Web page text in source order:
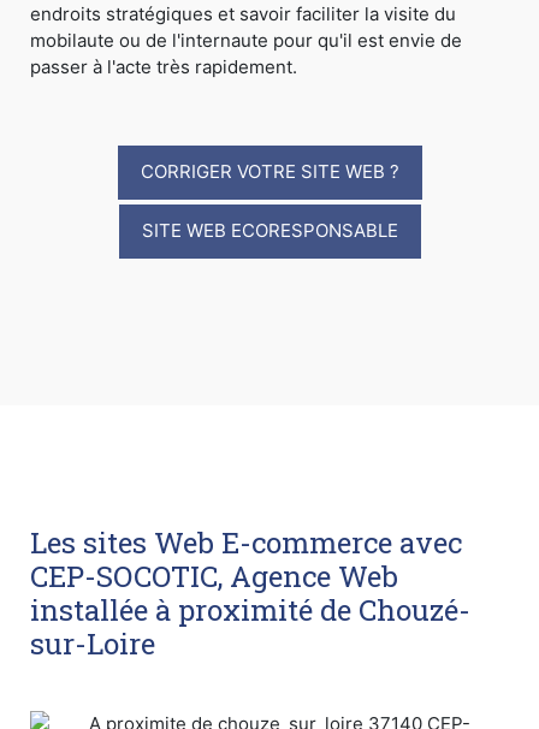
endroits stratégiques et savoir faciliter la visite du
mobilaute ou de l'internaute pour qu'il est envie de
passer à l'acte très rapidement.
CORRIGER VOTRE SITE WEB ?
SITE WEB ECORESPONSABLE
Les sites Web E-commerce avec
CEP-SOCOTIC, Agence Web
installée à proximité de Chouzé-
sur-Loire